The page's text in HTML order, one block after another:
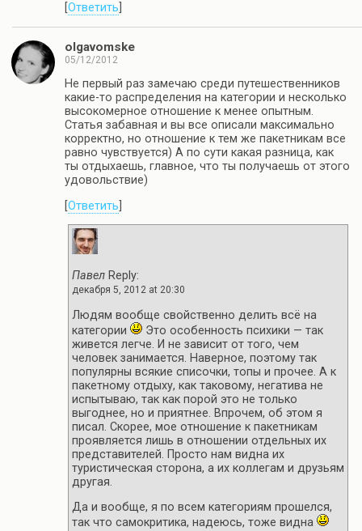
Ответить
olgavomske
05/12/2012
Не первый раз замечаю среди путешественников
какие-то распределения на категории и несколько
высокомерное отношение к менее опытным.
Статья забавная и вы все описали максимально
корректно, но отношение к тем же пакетникам все
равно чувствуется) А по сути какая разница, как
ты отдыхаешь, главное, что ты получаешь от этого
удовольствие)
Ответить
Павел Reply:
декабря 5, 2012 at 20:30
Людям вообще свойственно делить всё на
категории
Это особенность психики — так
живется легче. И не зависит от того, чем
человек занимается. Наверное, поэтому так
популярны всякие списочки, топы и прочее. А к
пакетному отдыху, как таковому, негатива не
испытываю, так как порой это не только
выгоднее, но и приятнее. Впрочем, об этом я
писал. Скорее, мое отношение к пакетникам
проявляется лишь в отношении отдельных их
представителей. Просто нам видна их
туристическая сторона, а их коллегам и друзьям
другая.
Да и вообще, я по всем категориям прошелся,
так что самокритика, надеюсь, тоже видна